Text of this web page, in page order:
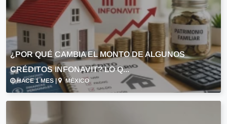
¿POR QUÉ CAMBIA EL MONTO DE ALGUNOS
CRÉDITOS INFONAVIT? LO Q...
HACE 1 MES | MÉXICO